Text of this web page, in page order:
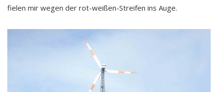
fielen mir wegen der rot-weißen-Streifen ins Auge.